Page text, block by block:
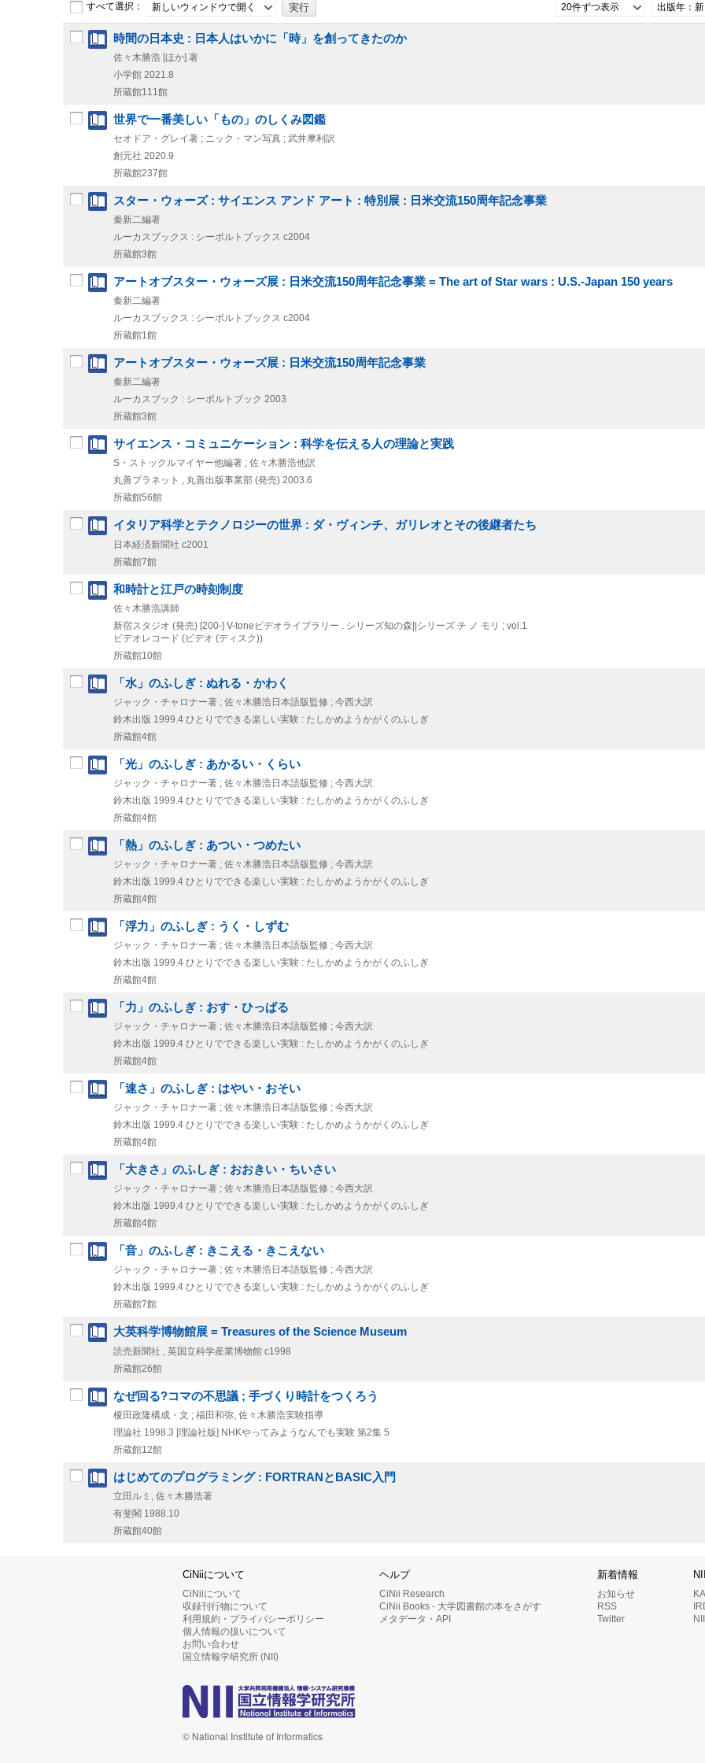
すべて選択： 新しいウィンドウで開く 20件ずつ表示 出版年：
時間の日本史 : 日本人はいかに「時」を創ってきたのか
佐々木勝浩 [ほか] 著
小学館 2021.8
所蔵館111館
世界で一番美しい「もの」のしくみ図鑑
セオドア・グレイ著 ; ニック・マン写真 ; 武井摩利訳
創元社 2020.9
所蔵館237館
スター・ウォーズ : サイエンス アンド アート : 特別展 : 日米交流150周年記念事業
秦新二編著
ルーカスブックス : シーボルトブックス c2004
所蔵館3館
アートオブスター・ウォーズ展 : 日米交流150周年記念事業 = The art of Star wars : U.S.-Japan 150 years
秦新二編著
ルーカスブックス : シーボルトブックス c2004
所蔵館1館
アートオブスター・ウォーズ展 : 日米交流150周年記念事業
秦新二編著
ルーカスブック : シーボルトブック 2003
所蔵館3館
サイエンス・コミュニケーション : 科学を伝える人の理論と実践
S・ストックルマイヤー他編著 ; 佐々木勝浩他訳
丸善プラネット , 丸善出版事業部 (発売) 2003.6
所蔵館56館
イタリア科学とテクノロジーの世界 : ダ・ヴィンチ、ガリレオとその後継者たち
日本経済新聞社 c2001
所蔵館7館
和時計と江戸の時刻制度
佐々木勝浩講師
新宿スタジオ (発売) [200-] V-toneビデオライブラリー . シリーズ知の森||シリーズ チ ノ モリ ; vol.1
ビデオレコード (ビデオ (ディスク))
所蔵館10館
「水」のふしぎ : ぬれる・かわく
ジャック・チャロナー著 ; 佐々木勝浩日本語版監修 ; 今西大訳
鈴木出版 1999.4 ひとりでできる楽しい実験 : たしかめようかがくのふしぎ
所蔵館4館
「光」のふしぎ : あかるい・くらい
ジャック・チャロナー著 ; 佐々木勝浩日本語版監修 ; 今西大訳
鈴木出版 1999.4 ひとりでできる楽しい実験 : たしかめようかがくのふしぎ
所蔵館4館
「熱」のふしぎ : あつい・つめたい
ジャック・チャロナー著 ; 佐々木勝浩日本語版監修 ; 今西大訳
鈴木出版 1999.4 ひとりでできる楽しい実験 : たしかめようかがくのふしぎ
所蔵館4館
「浮力」のふしぎ : うく・しずむ
ジャック・チャロナー著 ; 佐々木勝浩日本語版監修 ; 今西大訳
鈴木出版 1999.4 ひとりでできる楽しい実験 : たしかめようかがくのふしぎ
所蔵館4館
「力」のふしぎ : おす・ひっぱる
ジャック・チャロナー著 ; 佐々木勝浩日本語版監修 ; 今西大訳
鈴木出版 1999.4 ひとりでできる楽しい実験 : たしかめようかがくのふしぎ
所蔵館4館
「速さ」のふしぎ : はやい・おそい
ジャック・チャロナー著 ; 佐々木勝浩日本語版監修 ; 今西大訳
鈴木出版 1999.4 ひとりでできる楽しい実験 : たしかめようかがくのふしぎ
所蔵館4館
「大きさ」のふしぎ : おおきい・ちいさい
ジャック・チャロナー著 ; 佐々木勝浩日本語版監修 ; 今西大訳
鈴木出版 1999.4 ひとりでできる楽しい実験 : たしかめようかがくのふしぎ
所蔵館4館
「音」のふしぎ : きこえる・きこえない
ジャック・チャロナー著 ; 佐々木勝浩日本語版監修 ; 今西大訳
鈴木出版 1999.4 ひとりでできる楽しい実験 : たしかめようかがくのふしぎ
所蔵館7館
大英科学博物館展 = Treasures of the Science Museum
読売新聞社 , 英国立科学産業博物館 c1998
所蔵館26館
なぜ回る?コマの不思議 ; 手づくり時計をつくろう
榎田政隆構成・文 ; 福田和弥, 佐々木勝浩実験指導
理論社 1998.3 [理論社版] NHKやってみようなんでも実験 第2集 5
所蔵館12館
はじめてのプログラミング : FORTRANとBASIC入門
立田ルミ, 佐々木勝浩著
有斐閣 1988.10
所蔵館40館
CiNiiについて
CiNiiについて
収録刊行物について
利用規約・プライバシーポリシー
個人情報の扱いについて
お問い合わせ
国立情報学研究所 (NII)
ヘルプ
CiNii Research
CiNii Books - 大学図書館の本をさがす
メタデータ・API
新着情報
お知らせ
RSS
Twitter
© National Institute of Informatics